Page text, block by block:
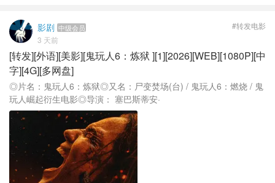
影剧 中级会员
3 天前
#转发电影
[转发][外语][美影][鬼玩人6：炼狱 ][1][2026][WEB][1080P][中
字][4G][多网盘]
◎片名：鬼玩人6：炼狱◎又名：尸变焚场(台) / 鬼玩人6：燃烧 / 鬼
玩人崛起衍生电影◎导演： 塞巴斯蒂安·